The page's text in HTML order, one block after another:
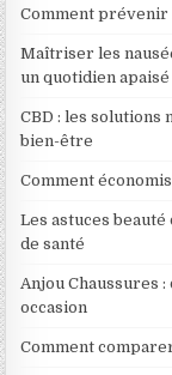
Comment prévenir
Maîtriser les
un quotidien apaisé
CBD : les
bien-être
Comment
Les astuces
de santé
Anjou Chaussures
occasion
Comment